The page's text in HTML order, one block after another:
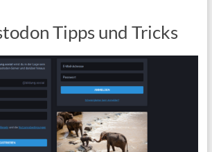
Tipps und Tricks